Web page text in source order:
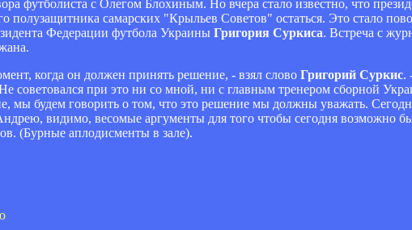
футболиста с Олегом Блохиным. Но вчера стало известно, что
полузащитника самарских "Крыльев Советов" остаться. Это стало
Федерации футбола Украины Григория Суркиса. Встреча с
когда он должен принять решение, - взял слово Григорий Суркис.
советовался при это ни со мной, ни с главным тренером сборной
мы будем говорить о том, что это решение мы должны уважать.
видимо, весомые аргументы для того чтобы сегодня возможно
(Бурные аплодисменты в зале).